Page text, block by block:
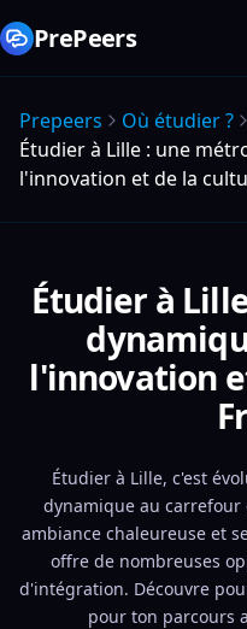
PrePeers
Prepeers Où étudier ?
Étudier à Lille : une
l'innovation et de la
Étudier à
l'innovation
Étudier à Lille, c'est
dynamique au carrefour
ambiance chaleureuse et
offre de nombreuses
d'intégration. Découvre
pour ton parcours